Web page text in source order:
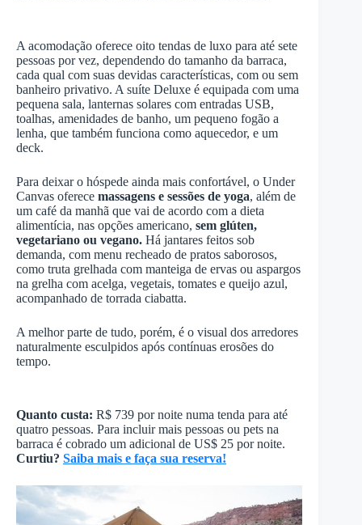
A acomodação oferece oito tendas de luxo para até sete
pessoas por vez, dependendo do tamanho da barraca,
cada qual com suas devidas características, com ou sem
banheiro privativo. A suíte Deluxe é equipada com uma
pequena sala, lanternas solares com entradas USB,
toalhas, amenidades de banho, um pequeno fogão a
lenha, que também funciona como aquecedor, e um
deck.
Para deixar o hóspede ainda mais confortável, o Under
Canvas oferece massagens e sessões de yoga, além de
um café da manhã que vai de acordo com a dieta
alimentícia, nas opções americano, sem glúten,
vegetariano ou vegano. Há jantares feitos sob
demanda, com menu recheado de pratos saborosos,
como truta grelhada com manteiga de ervas ou aspargos
na grelha com acelga, vegetais, tomates e queijo azul,
acompanhado de torrada ciabatta.
A melhor parte de tudo, porém, é o visual dos arredores
naturalmente esculpidos após contínuas erosões do
tempo.
Quanto custa: R$ 739 por noite numa tenda para até
quatro pessoas. Para incluir mais pessoas ou pets na
barraca é cobrado um adicional de US$ 25 por noite.
Curtiu? Saiba mais e faça sua reserva!